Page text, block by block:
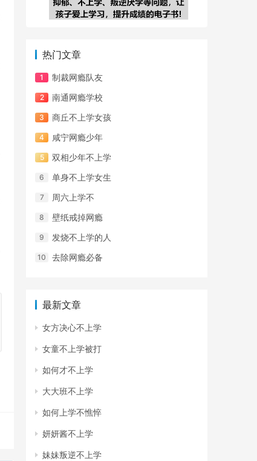
热门文章
制裁网瘾队友
南通网瘾学校
商丘不上学女孩
咸宁网瘾少年
双相少年不上学
单身不上学女生
周六上学不
壁纸戒掉网瘾
发烧不上学的人
去除网瘾必备
最新文章
女方决心不上学
女童不上学被打
如何才不上学
大大班不上学
如何上学不憔悴
妍妍酱不上学
妹妹叛逆不上学